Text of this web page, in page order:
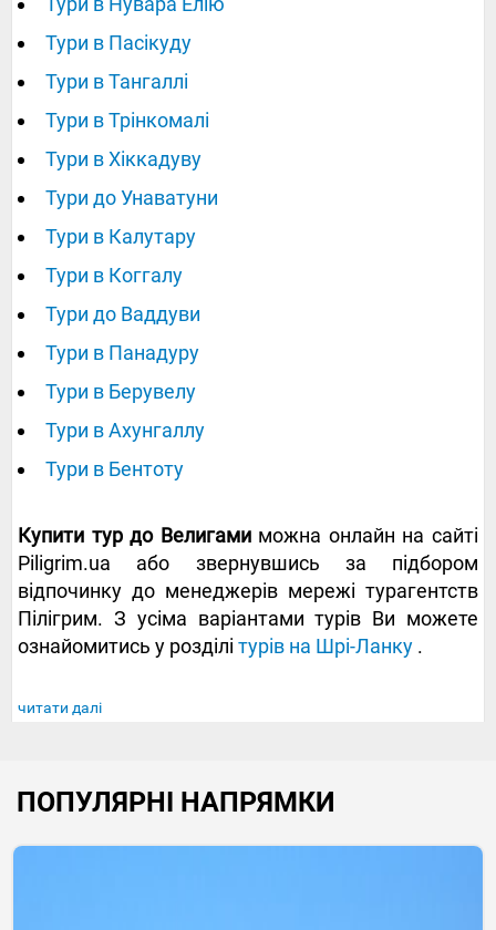
Тури в Пасікуду
Тури в Тангаллі
Тури в Трінкомалі
Тури в Хіккадуву
Тури до Унаватуни
Тури в Калутару
Тури в Коггалу
Тури до Ваддуви
Тури в Панадуру
Тури в Берувелу
Тури в Ахунгаллу
Тури в Бентоту
Купити тур до Велигамиможна онлайн на сайті
Piligrim.ua або звернувшись за підбором
відпочинку до менеджерів мережі турагентств
Пілігрим. З усіма варіантами турів Ви можете
ознайомитись у розділі турів на Шрі-Ланку .
читати далі
ПОПУЛЯРНІ НАПРЯМКИ